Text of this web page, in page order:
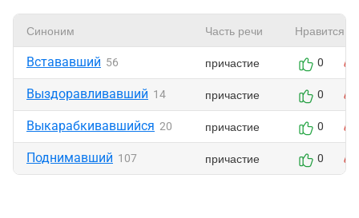
Синоним Часть речи Нравится
Встававший 56 причастие 0
Выздоравливавший 14 причастие 0
Выкарабкивавшийся 20 причастие 0
Поднимавший 107 причастие 0